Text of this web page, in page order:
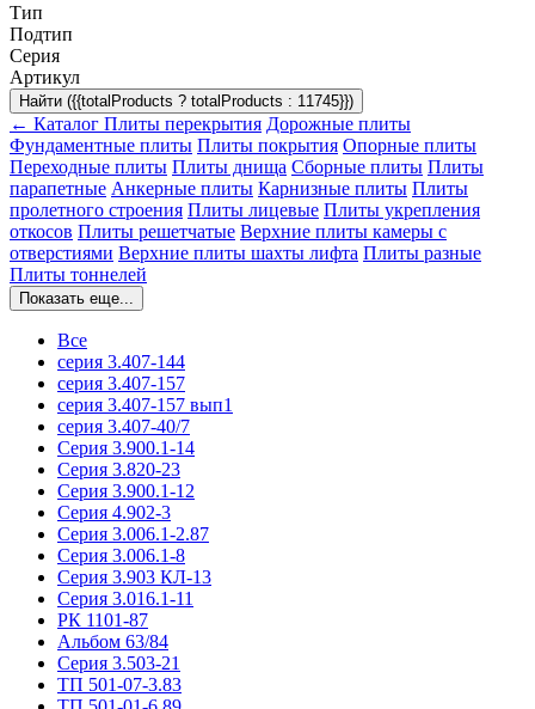
Тип
Подтип
Серия
Артикул
Найти ({{totalProducts ? totalProducts : 11745}})
← Каталог Плиты перекрытия Дорожные плиты
Фундаментные плиты Плиты покрытия Опорные плиты
Переходные плиты Плиты днища Сборные плиты Плиты
парапетные Анкерные плиты Карнизные плиты Плиты
пролетного строения Плиты лицевые Плиты укрепления
откосов Плиты решетчатые Верхние плиты камеры с
отверстиями Верхние плиты шахты лифта Плиты разные
Плиты тоннелей
Показать еще...
Все
серия 3.407-144
серия 3.407-157
серия 3.407-157 вып1
серия 3.407-40/7
Серия 3.900.1-14
Серия 3.820-23
Серия 3.900.1-12
Серия 4.902-3
Серия 3.006.1-2.87
Серия 3.006.1-8
Серия 3.903 КЛ-13
Серия 3.016.1-11
РК 1101-87
Альбом 63/84
Серия 3.503-21
ТП 501-07-3.83